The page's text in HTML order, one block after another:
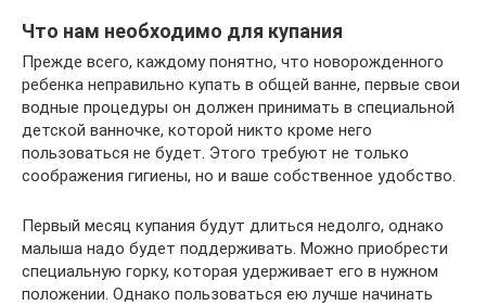
Что нам необходимо для купания
Прежде всего, каждому понятно, что новорожденного
ребенка неправильно купать в общей ванне, первые свои
водные процедуры он должен принимать в специальной
детской ванночке, которой никто кроме него
пользоваться не будет. Этого требуют не только
соображения гигиены, но и ваше собственное удобство.
Первый месяц купания будут длиться недолго, однако
малыша надо будет поддерживать. Можно приобрести
специальную горку, которая удерживает его в нужном
положении. Однако пользоваться ею лучше начинать